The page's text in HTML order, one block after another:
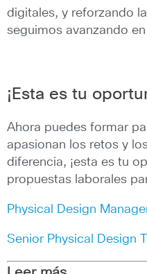
digitales, y reforzando
seguimos avanzando
¡Esta es tu
Ahora puedes formar
apasionan los retos y
diferencia, ¡esta es tu
propuestas laborales
Physical Design
Senior Physical Design